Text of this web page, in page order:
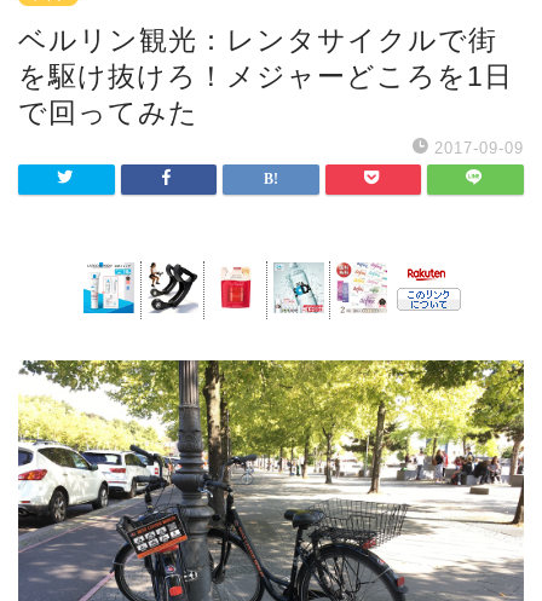
ベルリン観光：レンタサイクルで街
を駆け抜けろ！メジャーどころを1日
で回ってみた
2017-09-09